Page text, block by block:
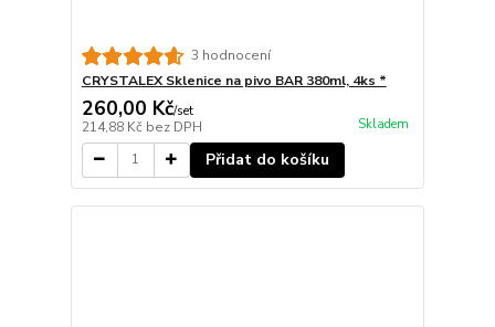
3 hodnocení
CRYSTALEX Sklenice na pivo BAR 380ml, 4ks *
260,00 Kč/set
214,88 Kč bez DPH Skladem
Přidat do košíku